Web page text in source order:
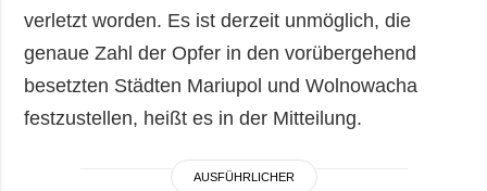
verletzt worden. Es ist derzeit unmöglich, die
genaue Zahl der Opfer in den vorübergehend
besetzten Städten Mariupol und Wolnowacha
festzustellen, heißt es in der Mitteilung.
AUSFÜHRLICHER